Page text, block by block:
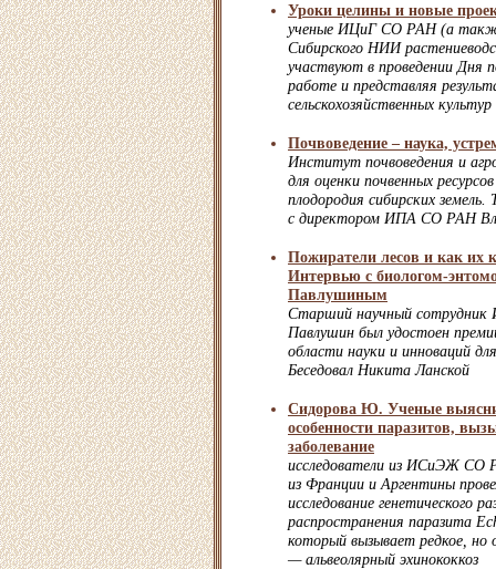
Уроки целины и новые
ученые ИЦиГ СО РАН (а
Сибирского НИИ
участвуют в проведении Дня
работе и представляя
сельскохозяйственных
Почвоведение – наука,
Институт почвоведения и
для оценки почвенных
плодородия сибирских
с директором ИПА СО РАН
Пожиратели лесов и как их
Интервью с биологом-
Павлушиным
Старший научный
Павлушин был удостоен
области науки и инноваций
Беседовал Никита Ланской
Сидорова Ю. Ученые
особенности паразитов,
заболевание
исследователи из ИСиЭЖ СО
из Франции и Аргентины
исследование генетического
распространения паразита
который вызывает редкое, но
— альвеолярный эхинококкоз